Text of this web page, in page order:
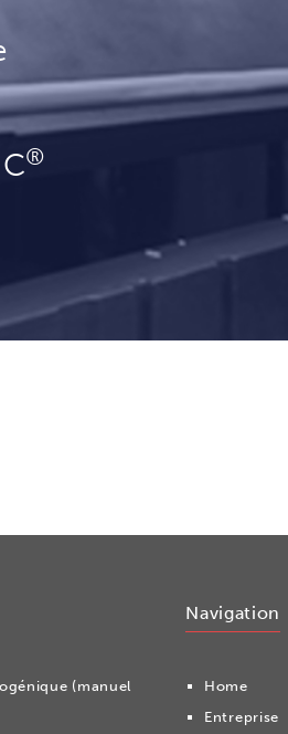
®
(manuel
Navigation
Home
Entreprise